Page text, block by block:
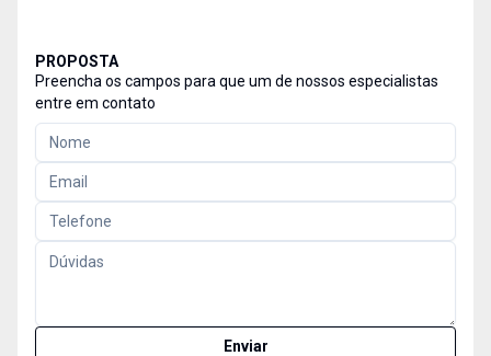
PROPOSTA
Preencha os campos para que um de nossos especialistas
entre em contato
Enviar